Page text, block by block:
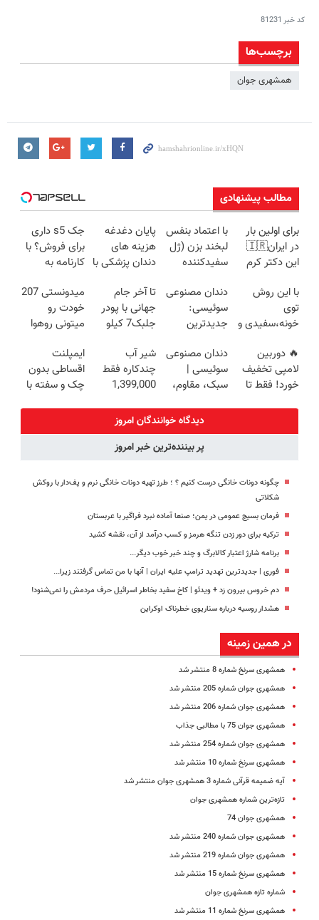
کد خبر 81231
برچسب‌ها
همشهری جوان
مطالب پیشنهادی
برای اولین بار
در ایران🇮🇷
این دکتر کرم
روزه ساخت!
با اعتماد بنفس
لبخند بزن (ژل
سفیدکننده
پایان دغدغه
هزینه های
دندان پزشکی با
کننده خانگی
جک s5 داری
برای فروش؟ با
کارنامه به
بفروش!
با این روش
توی
خونه،سفیدی و
برگردون
(40%off)
دندان مصنوعی
سوئیسی:
جدیدترین
سبک و مقاوم |
پرداخت قسطی
تا آخر جام
جهانی با پودر
جلبک7 کیلو
میدونستی 207
خودت رو
میتونی روهوا
سریع و راحت
بفروش
🔥 دوربین
لامپی تخفیف
خورد! فقط تا
دندان مصنوعی
سوئیسی |
سبک، مقاوم،
رایگان+پرداخت
اقساطی😍
شیر آب
چندکاره فقط
1,399,000
ایمپلنت
اقساطی بدون
چک و سفته با
رایگان توسط
دیدگاه خوانندگان امروز
پر بیننده‌ترین خبر امروز
چگونه دونات خانگی درست کنیم ؟ ؛ طرز تهیه دونات خانگی نرم و پف‌دار با روکش
شکلاتی
فرمان بسیج عمومی در یمن؛ صنعا آماده نبرد فراگیر با عربستان
ترکیه برای دور زدن تنگه هرمز و کسب درآمد از آن، نقشه کشید
برنامه شارژ اعتبار کالابرگ و چند خبر خوب دیگر...
فوری | جدیدترین تهدید ترامپ علیه ایران | آنها با من تماس گرفتند زیرا...
دم خروس بیرون زد + ویدئو | کاخ سفید بخاطر اسرائیل حرف مردمش را نمی‌شنود!
هشدار روسیه درباره سناریوی خطرناک اوکراین
در همین زمینه
همشهری سرنخ شماره 8 منتشر شد
همشهری جوان شماره 205 منتشر شد
همشهری جوان شماره 206 منتشر شد
همشهری جوان 75 با مطالبی جذاب
همشهری جوان شماره 254 منتشر شد
همشهری سرنخ شماره 10 منتشر شد
آیه ضمیمه قرآنی شماره 3 همشهری جوان منتشر شد
تازه‌ترین شماره همشهری جوان
همشهری جوان 74
همشهری جوان شماره 240 منتشر شد
همشهری جوان شماره 219 منتشر شد
همشهری سرنخ شماره 15 منتشر شد
شماره تازه همشهری جوان
همشهری سرنخ شماره 11 منتشر شد